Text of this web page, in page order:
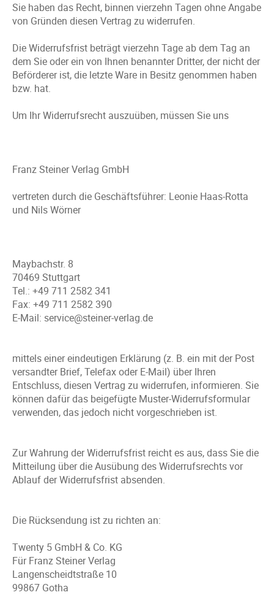
Sie haben das Recht, binnen vierzehn Tagen ohne Angabe
von Gründen diesen Vertrag zu widerrufen.
Die Widerrufsfrist beträgt vierzehn Tage ab dem Tag an
dem Sie oder ein von Ihnen benannter Dritter, der nicht der
Beförderer ist, die letzte Ware in Besitz genommen haben
bzw. hat.
Um Ihr Widerrufsrecht auszuüben, müssen Sie uns
Franz Steiner Verlag GmbH
vertreten durch die Geschäftsführer: Leonie Haas-Rotta
und Nils Wörner
Maybachstr. 8
70469 Stuttgart
Tel.: +49 711 2582 341
Fax: +49 711 2582 390
E-Mail: service@steiner-verlag.de
mittels einer eindeutigen Erklärung (z. B. ein mit der Post
versandter Brief, Telefax oder E-Mail) über Ihren
Entschluss, diesen Vertrag zu widerrufen, informieren. Sie
können dafür das beigefügte Muster-Widerrufsformular
verwenden, das jedoch nicht vorgeschrieben ist.
Zur Wahrung der Widerrufsfrist reicht es aus, dass Sie die
Mitteilung über die Ausübung des Widerrufsrechts vor
Ablauf der Widerrufsfrist absenden.
Die Rücksendung ist zu richten an:
Twenty 5 GmbH & Co. KG
Für Franz Steiner Verlag
Langenscheidtstraße 10
99867 Gotha